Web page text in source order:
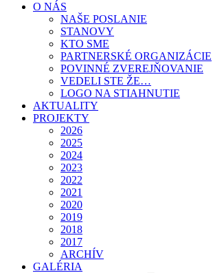
O NÁS
NAŠE POSLANIE
STANOVY
KTO SME
PARTNERSKÉ ORGANIZÁCIE
POVINNÉ ZVEREJŇOVANIE
VEDELI STE ŽE…
LOGO NA STIAHNUTIE
AKTUALITY
PROJEKTY
2026
2025
2024
2023
2022
2021
2020
2019
2018
2017
ARCHÍV
GALÉRIA